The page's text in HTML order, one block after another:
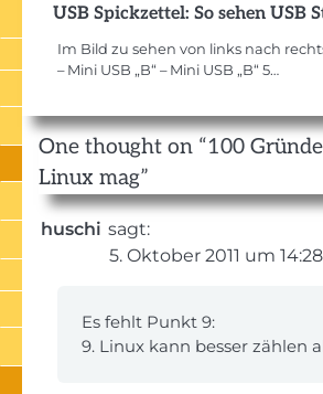
USB Spickzettel: So sehen USB
Im Bild zu sehen von links nach
– Mini USB „B“ – Mini USB „B“ 5…
One thought on “100
Linux mag”
huschi sagt:
5. Oktober 2011 um
Es fehlt Punkt 9:
9. Linux kann besser zählen